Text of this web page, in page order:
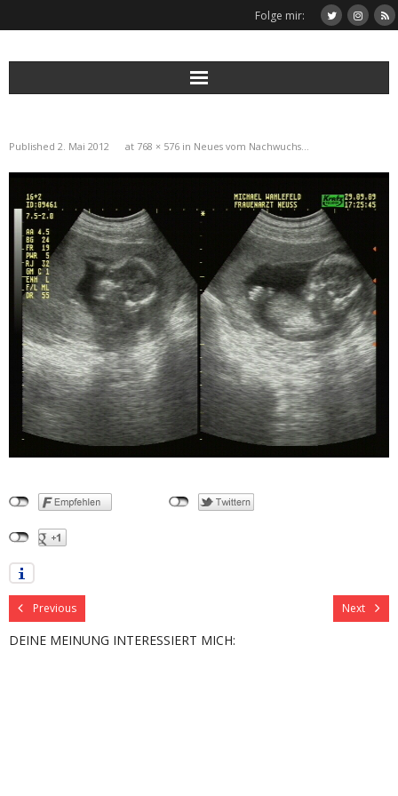
Folge mir:
Published 2. Mai 2012 at 768 × 576 in Neues vom Nachwuchs…
Previous Next
DEINE MEINUNG INTERESSIERT MICH: